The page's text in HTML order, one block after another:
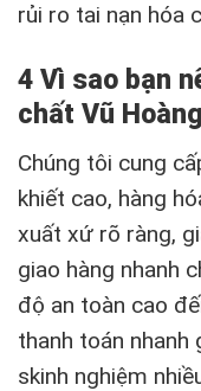
rủi ro tai nạn hóa
4 Vì sao bạn
chất Vũ Hoàng
Chúng tôi cung
khiết cao, hàng
xuất xứ rõ ràng,
giao hàng nhanh
độ an toàn cao
thanh toán nhanh
skinh nghiệm